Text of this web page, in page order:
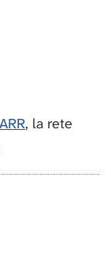
, la rete